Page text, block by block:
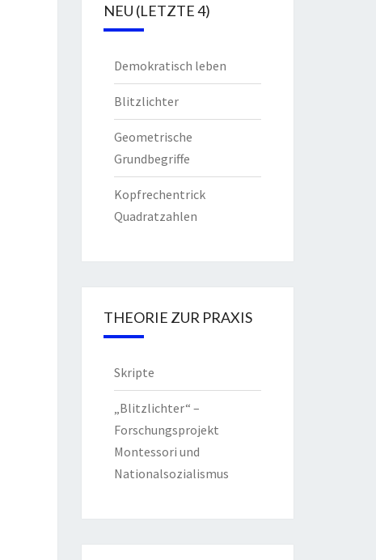
NEU (LETZTE 4)
Demokratisch leben
Blitzlichter
Geometrische
Grundbegriffe
Kopfrechentrick
Quadratzahlen
THEORIE ZUR PRAXIS
Skripte
„Blitzlichter“ –
Forschungsprojekt
Montessori und
Nationalsozialismus